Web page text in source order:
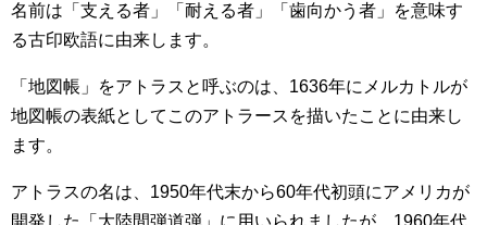
名前は「支える者」「耐える者」「歯向かう者」を意味す
る古印欧語に由来します。
「地図帳」をアトラスと呼ぶのは、1636年にメルカトルが
地図帳の表紙としてこのアトラースを描いたことに由来し
ます。
アトラスの名は、1950年代末から60年代初頭にアメリカが